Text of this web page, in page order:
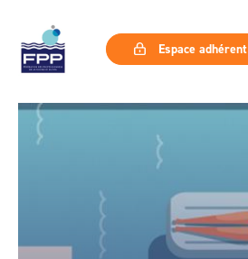
Espace adhérent